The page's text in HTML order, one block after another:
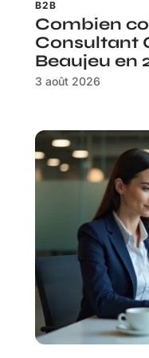
B2B
Combien
Consultant
Beaujeu en
3 août 2026